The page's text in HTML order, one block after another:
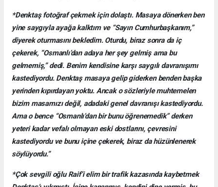
*Denktaş fotoğraf çekmek için dolaştı. Masaya dönerken ben
yine saygıyla ayağa kalktım ve “Sayın Cumhurbaşkanım,”
diyerek oturmasını bekledim. Oturdu, biraz sonra da iç
çekerek, “Osmanlı’dan adaya her şey gelmiş ama bu
gelmemiş,” dedi. Benim kendisine karşı saygılı davranışımı
kastediyordu. Denktaş masaya gelip giderken benden başka
yerinden kıpırdayan yoktu. Ancak o sözleriyle muhtemelen
bizim masamızı değil, adadaki genel davranışı kastediyordu.
Ama o bence “Osmanlı’dan bir bunu öğrenemedik” derken
yeteri kadar vefalı olmayan eski dostlarını, çevresini
kastediyordu ve bunu içine çekerek, biraz da hüzünlenerek
söylüyordu.”
*Çok sevgili oğlu Raif’i elim bir trafik kazasında kaybetmek